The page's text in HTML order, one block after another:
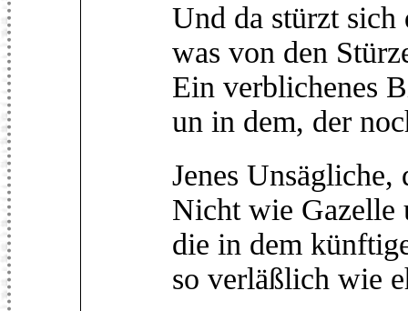
Und da stürzt
was von den
Ein verblichenes
un in dem, der
Jenes
Nicht wie Gazelle
die in dem
so verläßlich wie